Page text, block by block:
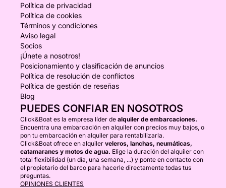
Política de privacidad
Política de cookies
Términos y condiciones
Aviso legal
Socios
¡Únete a nosotros!
Posicionamiento y clasificación de anuncios
Política de resolución de conflictos
Política de gestión de reseñas
Blog
PUEDES CONFIAR EN NOSOTROS
Click&Boat es la empresa líder de alquiler de embarcaciones.
Encuentra una embarcación en alquiler con precios muy bajos, o
pon tu embarcación en alquiler para rentabilizarla.
Click&Boat ofrece en alquiler veleros, lanchas, neumáticas,
catamaranes y motos de agua. Elige la duración del alquiler con
total flexibilidad (un día, una semana, ...) y ponte en contacto con
el propietario del barco para hacerle directamente todas tus
preguntas.
OPINIONES CLIENTES